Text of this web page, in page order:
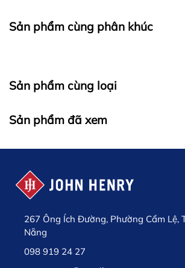
Sản phẩm cùng phân khúc
Sản phẩm cùng loại
Sản phẩm đã xem
267 Ông Ích Đường, Phường Cẩm Lệ,
Nẵng
098 919 24 27